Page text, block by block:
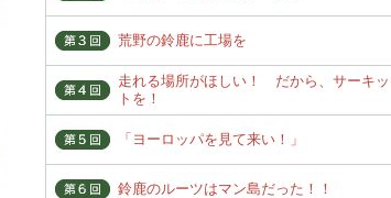
荒野の鈴鹿に工場を
走れる場所がほしい！ だから、サーキッ
トを！
「ヨーロッパを見て来い！」
鈴鹿のルーツはマン島だった！！